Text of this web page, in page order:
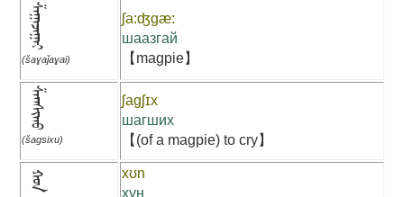
ᠱᠠᠭᠠᠵᠠᠭᠠᠢ
(šaɣaǰaɣai)
ʃa:ʤgæ:
шаазгай
【magpie】
ᠱᠠᠭᠰᠢᠬᠤ
(šagsixu)
ʃagʃɪx
шагших
【(of a magpie) to cry】
ᠬᠤᠨ
xʊn
хун